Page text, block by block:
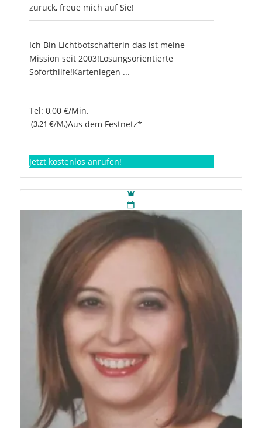
zurück, freue mich auf Sie!
Ich Bin Lichtbotschafterin das ist meine
Mission seit 2003!Lösungsorientierte
Soforthilfe!Kartenlegen ...
Tel: 0,00 €/Min.
(3.21 €/M.)Aus dem Festnetz*
Jetzt kostenlos anrufen!